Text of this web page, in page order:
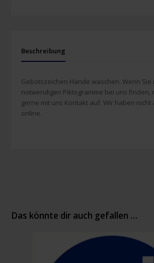
Beschreibung
Gebotszeichen Hände waschen. Wenn Sie
notwendigen Piktogramme bei uns finden,
gerne mit uns Kontakt auf. Wir haben nicht
online.
Das könnte dir auch gefallen …